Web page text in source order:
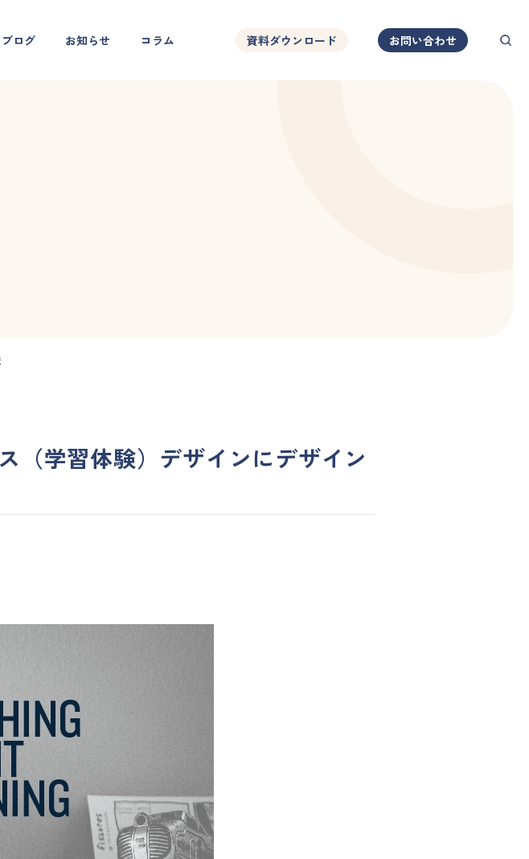
ブログ お知らせ コラム 資料ダウンロード お問い合わせ
（学習体験）デザインにデザイン